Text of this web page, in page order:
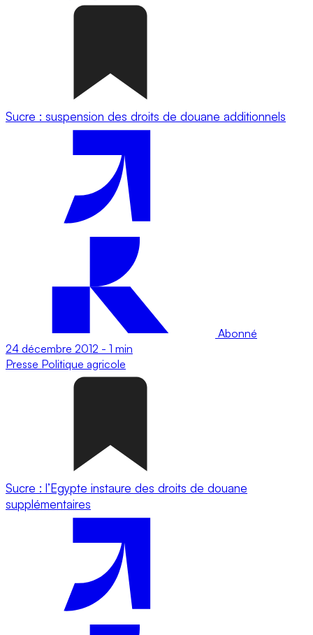
Sucre : suspension des droits de douane additionnels
Abonné
24 décembre 2012 - 1 min
Presse Politique agricole
Sucre : l’Egypte instaure des droits de douane
supplémentaires